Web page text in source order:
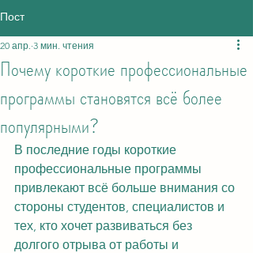
Пост
Почему короткие профессиональные
программы становятся всё более
популярными?
20 апр. 3 мин. чтения
В последние годы короткие
профессиональные программы
привлекают всё больше внимания со
стороны студентов, специалистов и
тех, кто хочет развиваться без
долгого отрыва от работы и